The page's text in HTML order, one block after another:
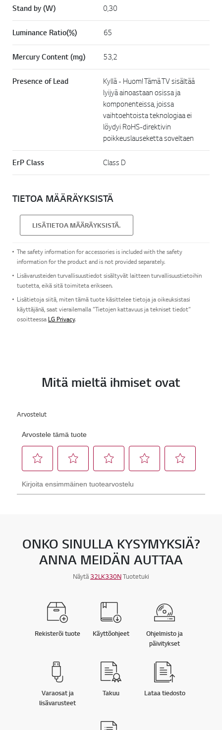
Stand by (W) 0,30
Luminance Ratio(%) 65
Mercury Content (mg) 53,2
Presence of Lead
Kyllä - Huom! Tämä TV sisältää
lyijyä ainoastaan osissa ja
komponenteissa, joissa
vaihtoehtoista teknologiaa ei
löydyi RoHS-direktivin
poikkeuslauseketta soveltaen
ErP Class Class D
TIETOA MÄÄRÄYKSISTÄ
LISÄTIETOA MÄÄRÄYKSISTÄ.
The safety information for accessories is included with the safety
information for the product and is not provided separately.
Lisävarusteiden turvallisuustiedot sisältyvät laitteen turvallisuustietoihin
tuotetta, eikä sitä toimiteta erikseen.
Lisätietoja siitä, miten tämä tuote käsittelee tietoja ja oikeuksistasi
käyttäjänä, saat vierailemalla ”Tietojen kattavuus ja tekniset tiedot”
osoitteessa LG Privacy.
Mitä mieltä ihmiset ovat
ONKO SINULLA KYSYMYKSIÄ?
ANNA MEIDÄN AUTTAA
Näytä32LK330NTuotetuki
Rekisteröi tuote Käyttöohjeet
Ohjelmisto ja
päivitykset
Varaosat ja
lisävarusteet
Takuu Lataa tiedosto